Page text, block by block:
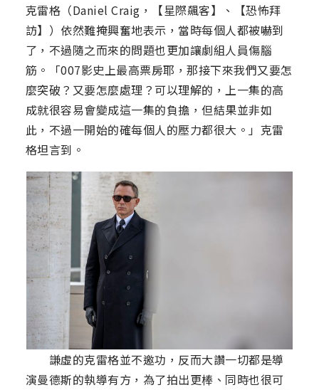
克雷格（Daniel Craig，【星際飆客】、【恐怖拜
訪】）依然難掩興奮地表示，當時每個人都被嚇到
了，不過隨之而來的問題也更加讓劇組人員傷腦
筋。「007影史上最高票房耶，那接下來我們又要怎
麼突破？又要怎麼處理？可以理解的，上一集的高
成就很容易會變成這一集的負擔，但結果並非如
此，不過一開始的確每個人的壓力都很大。」克雷
格坦言到。
謙虛的克雷格並不邀功，反而大讚一切都是導
演曼德斯的執導有方，為了拍出更棒、同時也很可